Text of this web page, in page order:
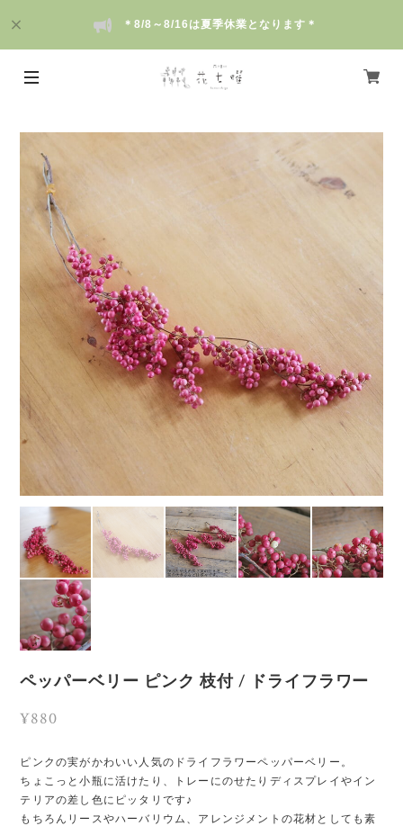
＊8/8～8/16は夏季休業となります＊
ペッパーベリー ピンク 枝付 / ドライフラワー
¥880
ピンクの実がかわいい人気のドライフラワーペッパーベリー。
ちょこっと小瓶に活けたり、トレーにのせたりディスプレイやイン
テリアの差し色にピッタリです♪
もちろんリースやハーバリウム、アレンジメントの花材としても素